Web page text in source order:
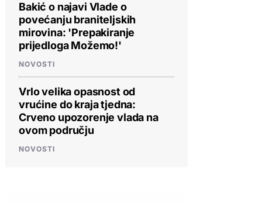
Bakić o najavi Vlade o
povećanju braniteljskih
mirovina: 'Prepakiranje
prijedloga Možemo!'
NOVOSTI
Vrlo velika opasnost od
vrućine do kraja tjedna:
Crveno upozorenje vlada na
ovom području
NOVOSTI